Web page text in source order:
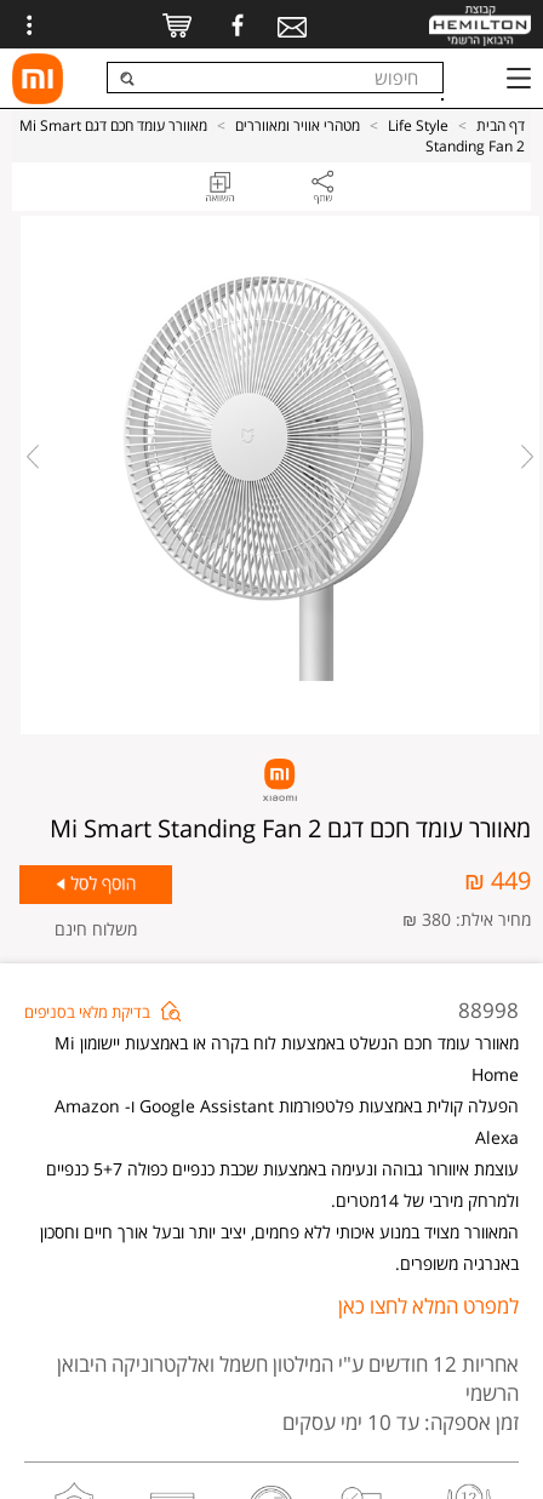
דף הבית >
Life Style
> מטהרי אוויר ומאווררים >
מאוורר עומד חכם דגם Mi Smart
Standing Fan 2
מאוורר עומד חכם דגם Mi Smart Standing Fan 2
449 ₪
מחיר אילת: 380 ₪ משלוח חינם
בדיקת מלאי בסניפים 88998
מאוורר עומד חכם הנשלט באמצעות לוח בקרה או באמצעות יישומון Mi
Home
הפעלה קולית באמצעות פלטפורמות Google Assistant ו- Amazon
Alexa
עוצמת איוורור גבוהה ונעימה באמצעות שכבת כנפיים כפולה 5+7 כנפיים
ולמרחק מירבי של 14מטרים.
המאוורר מצויד במנוע איכותי ללא פחמים, יציב יותר ובעל אורך חיים וחסכון
באנרגיה משופרים.
למפרט המלא לחצו כאן
אחריות 12 חודשים
ע"י המילטון חשמל ואלקטרוניקה היבואן
הרשמי
זמן אספקה: עד 10 ימי עסקים